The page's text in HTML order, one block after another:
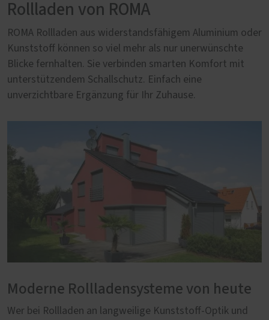
Rollladen von ROMA
ROMA Rollladen aus widerstandsfähigem Aluminium oder
Kunststoff können so viel mehr als nur unerwünschte
Blicke fernhalten. Sie verbinden smarten Komfort mit
unterstützendem Schallschutz. Einfach eine
unverzichtbare Ergänzung für Ihr Zuhause.
Moderne Rollladensysteme von heute
Wer bei Rollladen an langweilige Kunststoff-Optik und